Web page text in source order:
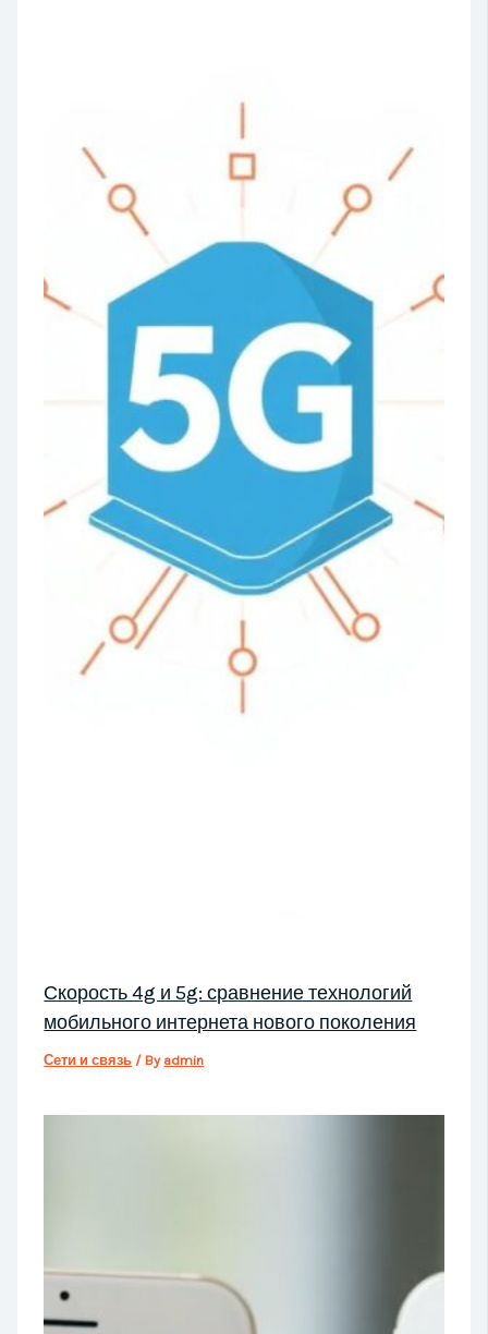
Скорость 4g и 5g: сравнение технологий
мобильного интернета нового поколения
Сети и связь / By admin